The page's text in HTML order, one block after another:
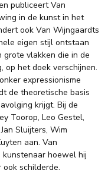
publiceert Van
in de kunst in het
ook Van Wijngaardts
eigen stijl ontstaan
vlakken die in de
op het doek verschijnen.
expressionisme
de theoretische basis
krijgt. Bij de
Toorop, Leo Gestel,
Sluijters, Wim
aan. Van
hoewel hij
schilderde.